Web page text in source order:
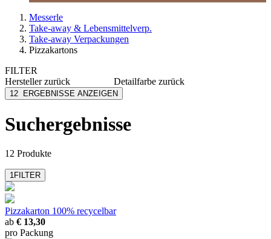
Messerle
Take-away & Lebensmittelverp.
Take-away Verpackungen
Pizzakartons
FILTER
Herstellerzurück
Cuboxal
LOGISCH ÖKO
Detailfarbe zurück
12 ERGEBNISSE ANZEIGEN
Suchergebnisse
12 Produkte
1FILTER
Pizzakarton 100% recycelbar
ab € 13,30
pro Packung